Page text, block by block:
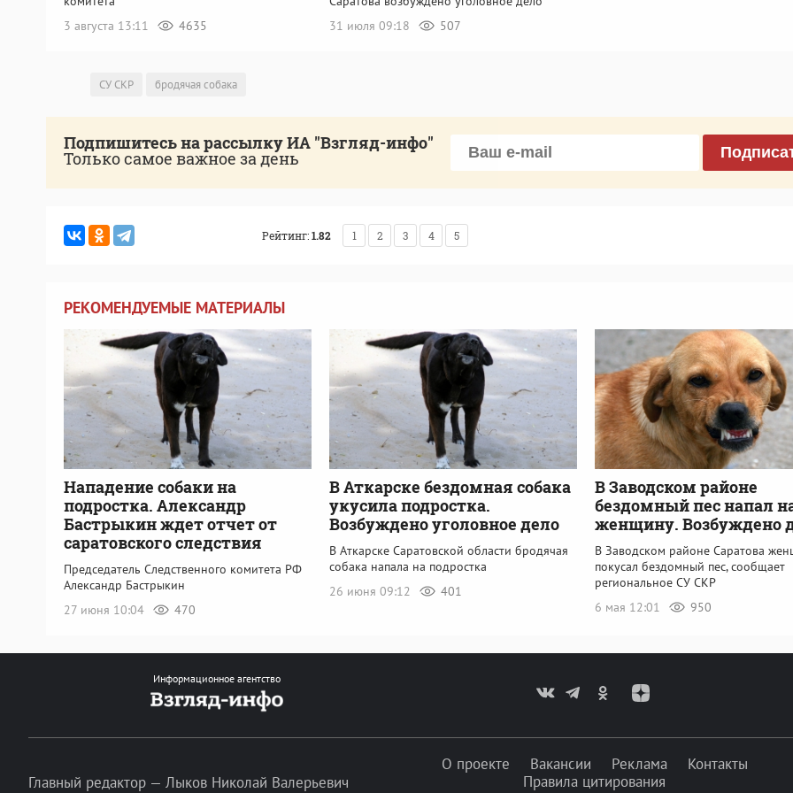
3 августа 13:11
4635
31 июля 09:18
507
СУ СКР бродячая собака
Подпишитесь на рассылку ИА "Взгляд-инфо"
Только самое важное за день
Рейтинг:1.82 1 2 3 4 5
РЕКОМЕНДУЕМЫЕ МАТЕРИАЛЫ
Нападение собаки на
подростка. Александр
Бастрыкин ждет отчет от
саратовского следствия
Председатель Следственного комитета РФ
Александр Бастрыкин
27 июня 10:04
470
В Аткарске бездомная собака
укусила подростка.
Возбуждено уголовное дело
В Аткарске Саратовской области бродячая
собака напала на подростка
26 июня 09:12
401
В Заводском районе
бездомный пес напал
женщину. Возбуждено
В Заводском районе Саратова
покусал бездомный пес, сообщает
региональное СУ СКР
6 мая 12:01
950
Информационное агентство
Главный редактор — Лыков Николай Валерьевич
О проекте Вакансии Реклама
Контакты
Правила цитирования